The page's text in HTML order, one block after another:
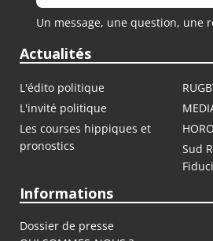
Un message, une question, une
Actualités
L'édito politique
L'invité politique
Les courses hippiques et
pronostics
Sud
Informations
Dossier de presse